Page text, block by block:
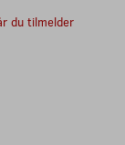
du tilmelder